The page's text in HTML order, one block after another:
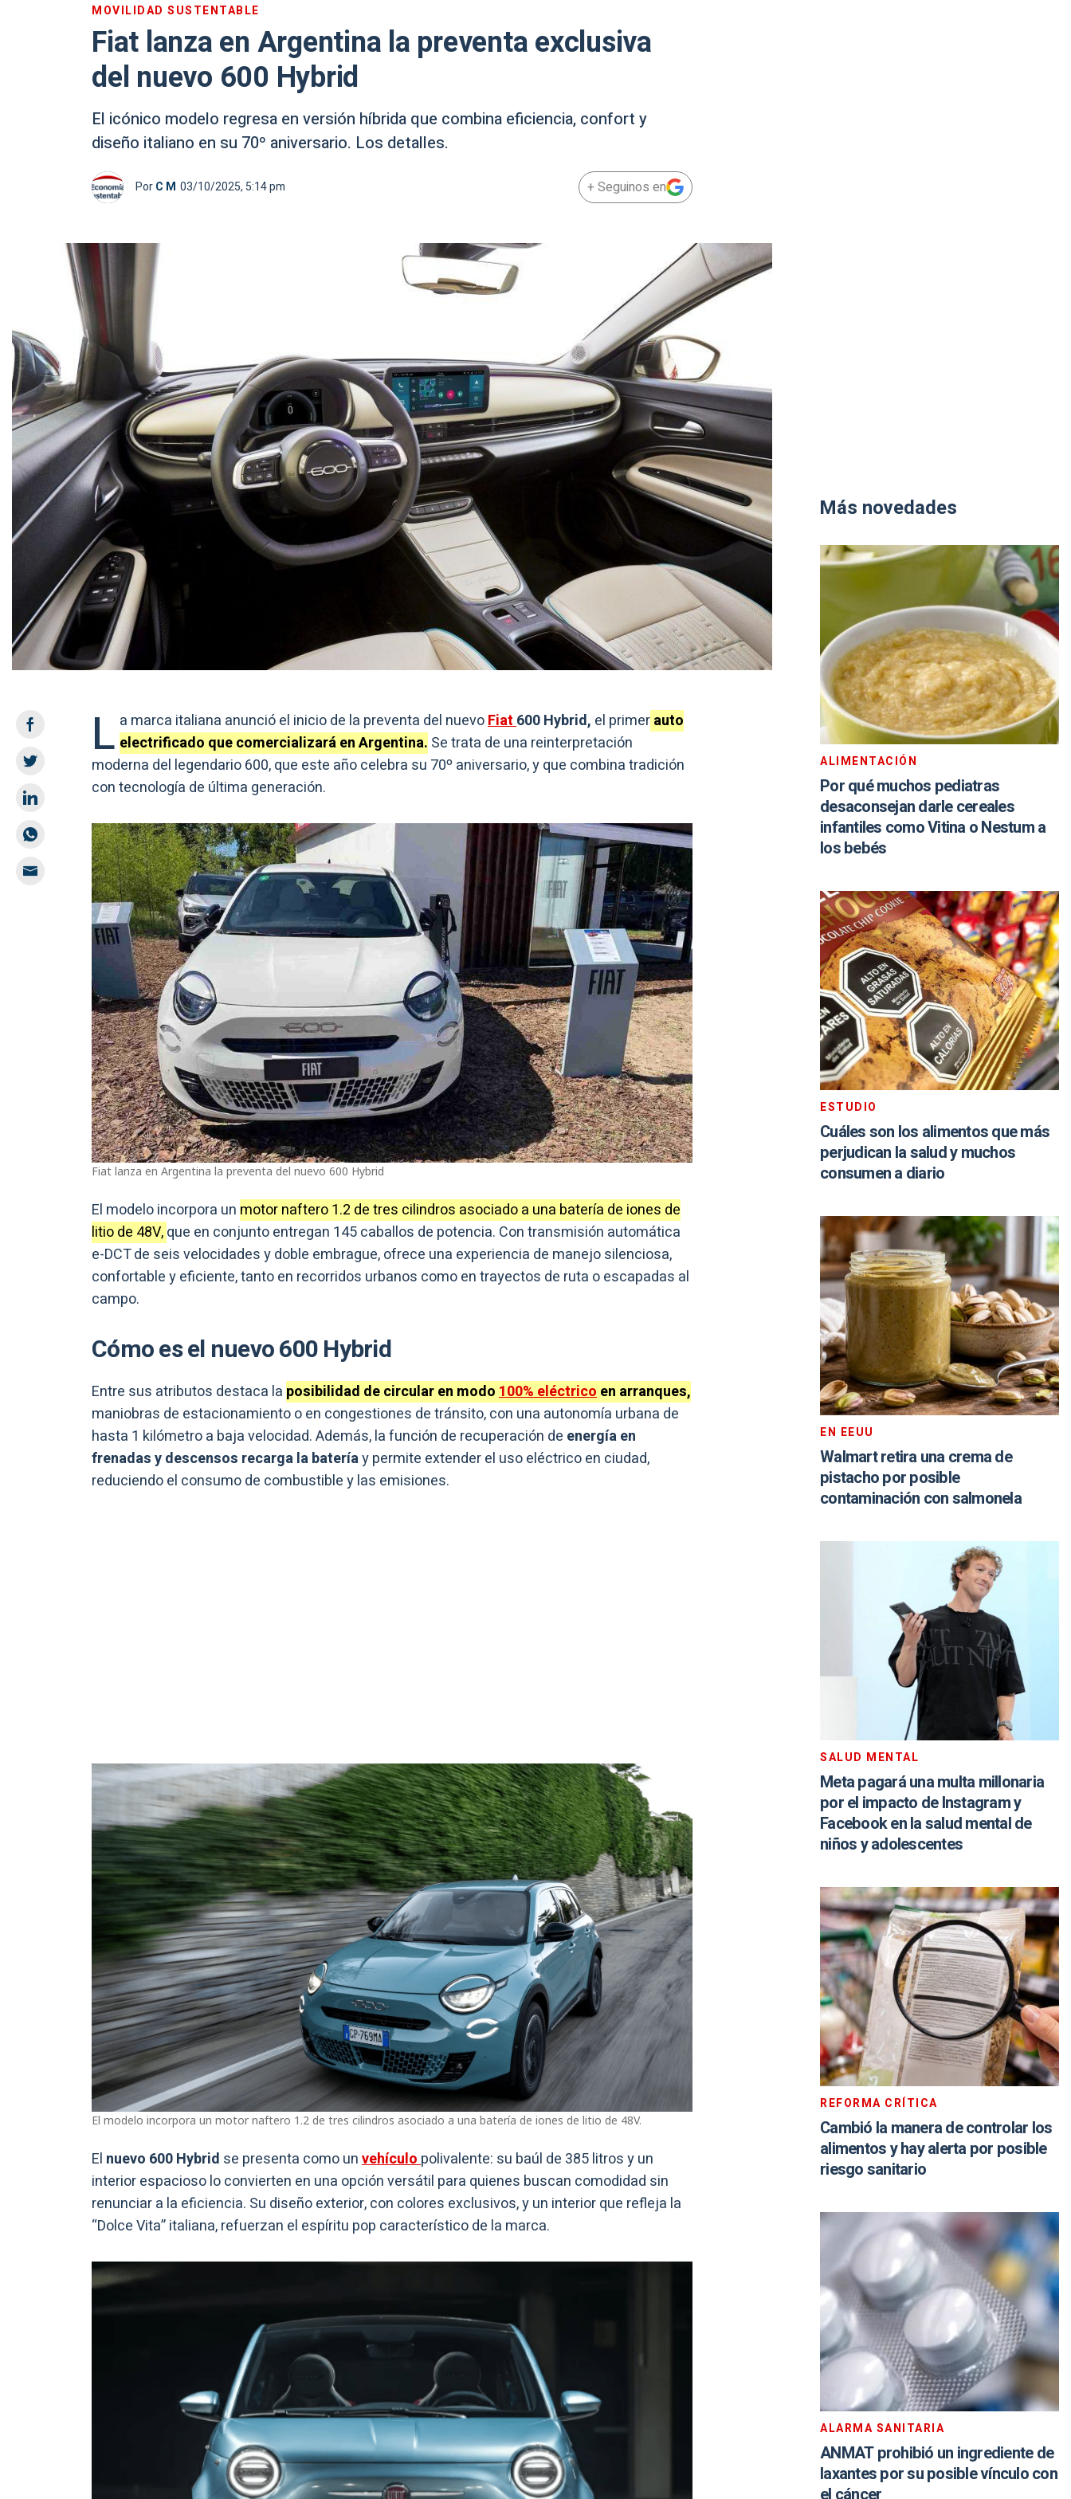
MOVILIDAD SUSTENTABLE
Fiat lanza en Argentina la preventa exclusiva
del nuevo 600 Hybrid
El icónico modelo regresa en versión híbrida que combina eficiencia, confort y
diseño italiano en su 70º aniversario. Los detalles.
PorC M 03/10/2025, 5:14 pm + Seguinos en
L a marca italiana anunció el inicio de la preventa del nuevoFiat600 Hybrid, el primerauto
electrificado que comercializará en Argentina. Se trata de una reinterpretación
moderna del legendario 600, que este año celebra su 70º aniversario, y que combina tradición
con tecnología de última generación.
Fiat lanza en Argentina la preventa del nuevo 600 Hybrid
El modelo incorpora un motor naftero 1.2 de tres cilindros asociado a una batería de iones de
litio de 48V,que en conjunto entregan 145 caballos de potencia. Con transmisión automática
e-DCT de seis velocidades y doble embrague, ofrece una experiencia de manejo silenciosa,
confortable y eficiente, tanto en recorridos urbanos como en trayectos de ruta o escapadas al
campo.
Cómo es el nuevo 600 Hybrid
Entre sus atributos destaca la posibilidad de circular en modo100% eléctricoen arranques,
maniobras de estacionamiento o en congestiones de tránsito, con una autonomía urbana de
hasta 1 kilómetro a baja velocidad. Además, la función de recuperación de energía en
frenadas y descensos recarga la bateríay permite extender el uso eléctrico en ciudad,
reduciendo el consumo de combustible y las emisiones.
El modelo incorpora un motor naftero 1.2 de tres cilindros asociado a una batería de iones de litio de 48V.
El nuevo 600 Hybrid se presenta como unvehículopolivalente: su baúl de 385 litros y un
interior espacioso lo convierten en una opción versátil para quienes buscan comodidad sin
renunciar a la eficiencia. Su diseño exterior, con colores exclusivos, y un interior que refleja la
“Dolce Vita” italiana, refuerzan el espíritu pop característico de la marca.
Más novedades
ALIMENTACIÓN
Por qué muchos pediatras
desaconsejan darle cereales
infantiles como Vitina o Nestum a
los bebés
ESTUDIO
Cuáles son los alimentos que más
perjudican la salud y muchos
consumen a diario
EN EEUU
Walmart retira una crema de
pistacho por posible
contaminación con salmonela
SALUD MENTAL
Meta pagará una multa millonaria
por el impacto de Instagram y
Facebook en la salud mental de
niños y adolescentes
REFORMA CRÍTICA
Cambió la manera de controlar los
alimentos y hay alerta por posible
riesgo sanitario
ALARMA SANITARIA
ANMAT prohibió un ingrediente de
laxantes por su posible vínculo con